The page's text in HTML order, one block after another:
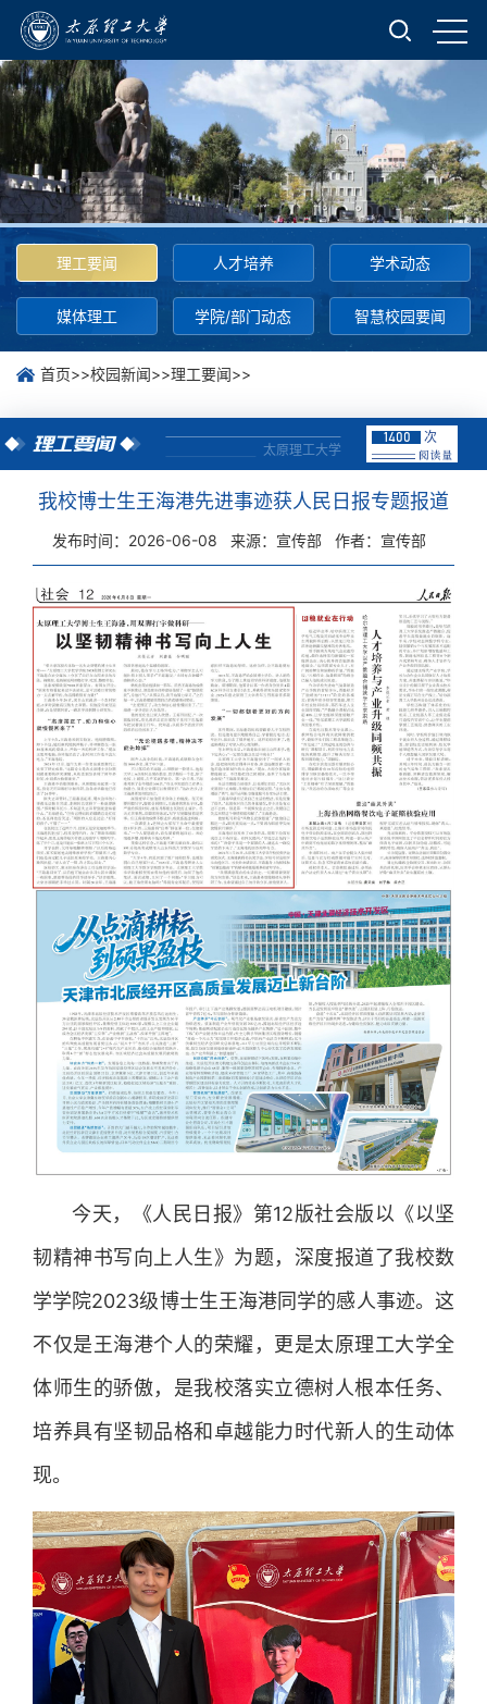
理工要闻 人才培养 学术动态
媒体理工 学院/部门动态 智慧校园要闻
首页>>校园新闻>>理工要闻>>
理工要闻 太原理工大学
1400 次
我校博士生王海港先进事迹获人民日报专题报道
发布时间：2026-06-08 来源：宣传部 作者：宣传部
今天，《人民日报》第12版社会版以《以坚
韧精神书写向上人生》为题，深度报道了我校数
学学院2023级博士生王海港同学的感人事迹。这
不仅是王海港个人的荣耀，更是太原理工大学全
体师生的骄傲，是我校落实立德树人根本任务、
培养具有坚韧品格和卓越能力时代新人的生动体
现。